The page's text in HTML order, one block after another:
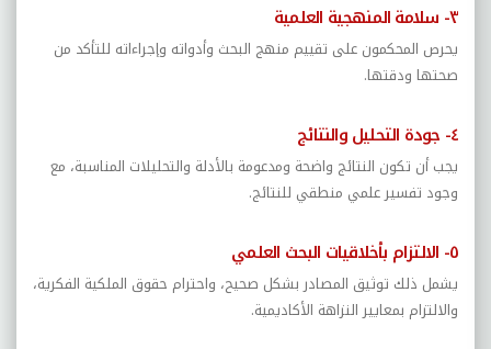
٣- سلامة المنهجية العلمية
يحرص المحكمون على تقييم منهج البحث وأدواته وإجراءاته للتأكد من
صحتها ودقتها.
٤- جودة التحليل والنتائج
يجب أن تكون النتائج واضحة ومدعومة بالأدلة والتحليلات المناسبة، مع
وجود تفسير علمي منطقي للنتائج.
٥- الالتزام بأخلاقيات البحث العلمي
يشمل ذلك توثيق المصادر بشكل صحيح، واحترام حقوق الملكية الفكرية،
والالتزام بمعايير النزاهة الأكاديمية.